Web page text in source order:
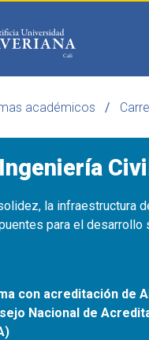
académicos
Civil
la infraestructura
para el desarrollo
con acreditación de
Nacional de